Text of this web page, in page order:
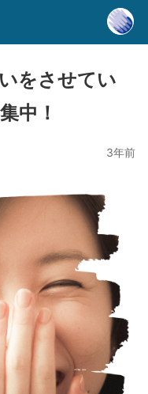
をさせてい
中！
3年前